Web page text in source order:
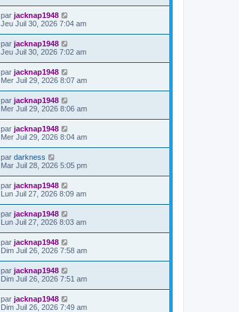
par jacknap1948
Jeu Juil 30, 2026 7:04 am
par jacknap1948
Jeu Juil 30, 2026 7:02 am
par jacknap1948
Mer Juil 29, 2026 8:07 am
par jacknap1948
Mer Juil 29, 2026 8:06 am
par jacknap1948
Mer Juil 29, 2026 8:04 am
par darkness
Mar Juil 28, 2026 5:05 pm
par jacknap1948
Lun Juil 27, 2026 8:09 am
par jacknap1948
Lun Juil 27, 2026 8:03 am
par jacknap1948
Dim Juil 26, 2026 7:58 am
par jacknap1948
Dim Juil 26, 2026 7:51 am
par jacknap1948
Dim Juil 26, 2026 7:49 am